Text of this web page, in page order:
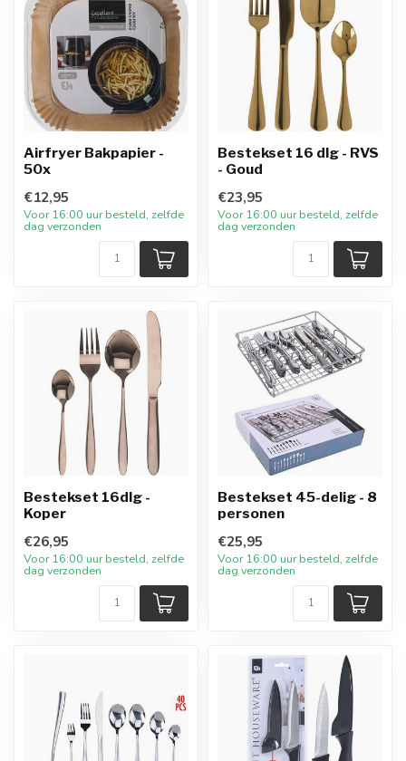
Airfryer Bakpapier -
50x
€12,95
Voor 16:00 uur besteld, zelfde
dag verzonden
Bestekset 16 dlg - RVS
- Goud
€23,95
Voor 16:00 uur besteld, zelfde
dag verzonden
Bestekset 16dlg -
Koper
€26,95
Voor 16:00 uur besteld, zelfde
dag verzonden
Bestekset 45-delig - 8
personen
€25,95
Voor 16:00 uur besteld, zelfde
dag verzonden